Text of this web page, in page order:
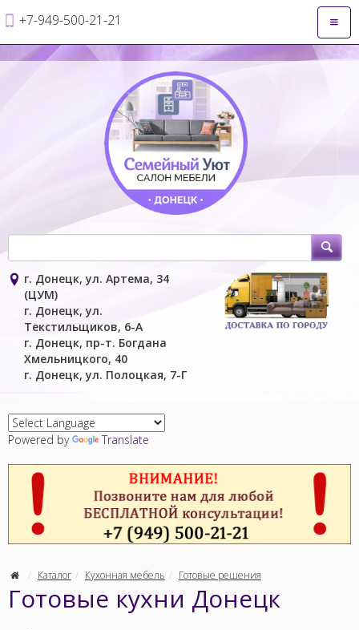
+7-949-500-21-21
г. Донецк, ул. Артема, 34
(ЦУМ)
г. Донецк, ул.
Текстильщиков, 6-А
г. Донецк, пр-т. Богдана
Хмельницкого, 40
г. Донецк, ул. Полоцкая, 7-Г
Powered by Translate
Каталог Кухонная мебель Готовые решения
Готовые кухни Донецк